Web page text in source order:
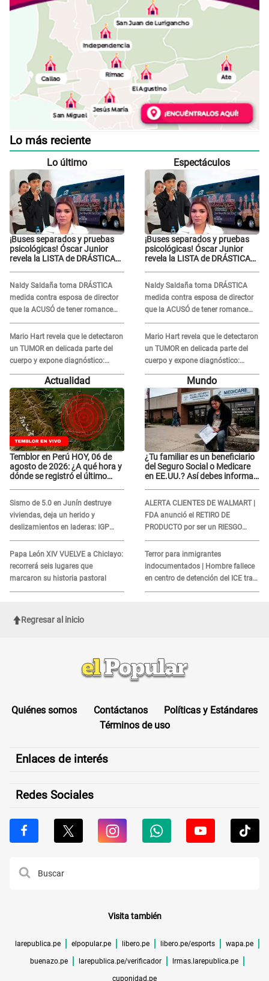
Lo más reciente
Lo último
¡Buses separados y pruebas
psicológicas! Óscar Junior
revela la LISTA de DRÁSTICAS
Naldy Saldaña
Naldy Saldaña toma DRÁSTICA
medida contra esposa de director
que la ACUSÓ de tener romance
con él: "Muy triste..."
Mario Hart revela que le detectaron
un TUMOR en delicada parte del
cuerpo y expone diagnóstico:
"Dolores muy fuertes..."
Espectáculos
¡Buses separados y pruebas
psicológicas! Óscar Junior
revela la LISTA de DRÁSTICAS
Naldy Saldaña
Naldy Saldaña toma DRÁSTICA
medida contra esposa de director
que la ACUSÓ de tener romance
con él: "Muy triste..."
Mario Hart revela que le detectaron
un TUMOR en delicada parte del
cuerpo y expone diagnóstico:
"Dolores muy fuertes..."
Actualidad
Temblor en Perú HOY, 06 de
agosto de 2026: ¿A qué hora y
dónde se registró el último
Sismo de 5.0 en Junín destruye
viviendas, deja un herido y
deslizamientos en laderas: IGP
alerta sobre posibles réplicas
Papa León XIV VUELVE a Chiclayo:
recorrerá seis lugares que
marcaron su historia pastoral
Mundo
¿Tu familiar es un beneficiario
del Seguro Social o Medicare
en EE.UU.? Así debes informar
ALERTA CLIENTES DE WALMART |
FDA anunció el RETIRO DE
PRODUCTO por ser un RIESGO
MORTAL para consumidores: ¿Cuál
es?
Terror para inmigrantes
indocumentados | Hombre fallece
en centro de detención del ICE tras
sufrir una "emergencia médica"
Regresar al inicio
Quiénes somos Contáctanos
Políticas y Estándares
Términos de uso
Enlaces de interés
Redes Sociales
Visita también
larepublica.pe elpopular.pe libero.pe libero.pe/esports wapa.pe
buenazo.pe larepublica.pe/verificador lrmas.larepublica.pe
cuponidad.pe